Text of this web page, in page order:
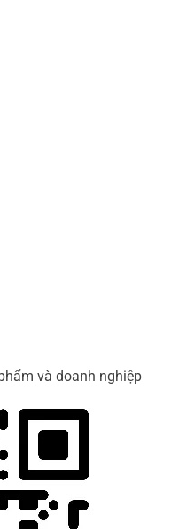
và doanh nghiệp